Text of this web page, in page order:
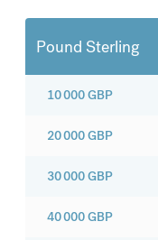
Pound Sterling
10 000GBP
20 000GBP
30 000GBP
40 000GBP